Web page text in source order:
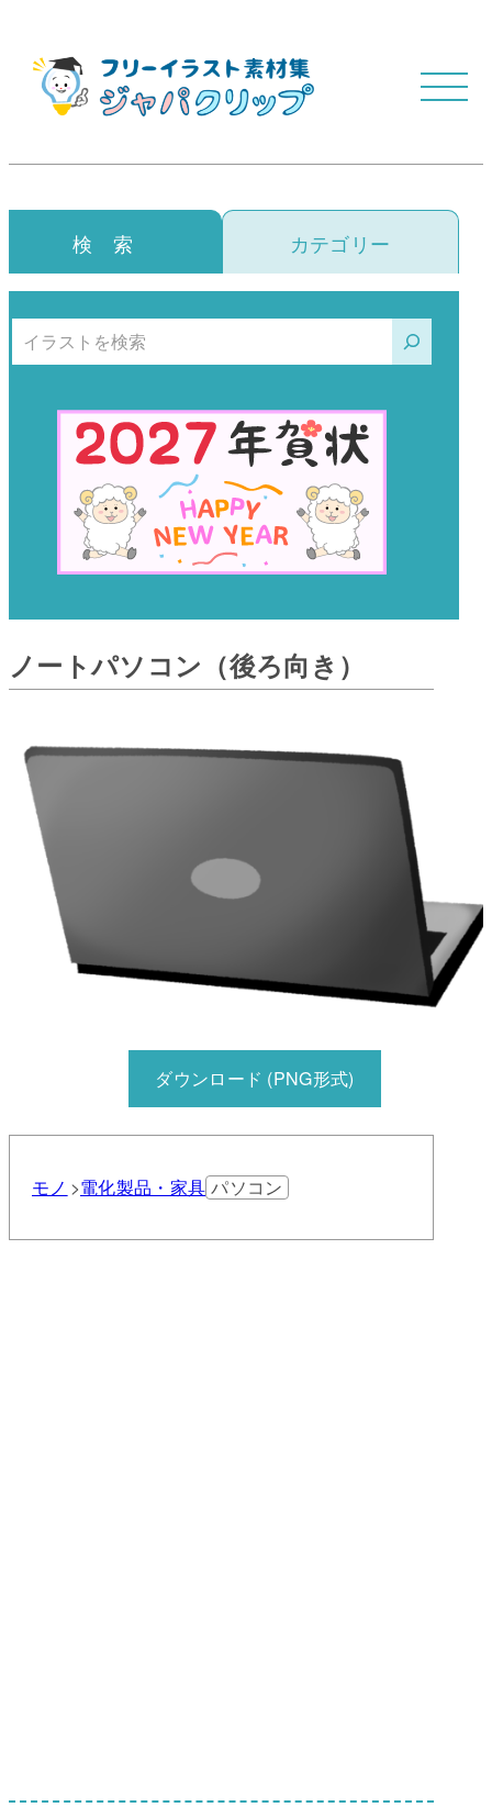
検 索 カテゴリー
検索
ノートパソコン（後ろ向き）
ダウンロード (PNG形式)
モノ 電化製品・家具 パソコン